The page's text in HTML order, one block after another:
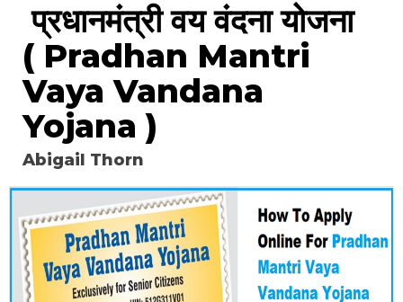
प्रधानमंत्री वय वंदना योजना
( Pradhan Mantri
Vaya Vandana
Yojana )
Abigail Thorn